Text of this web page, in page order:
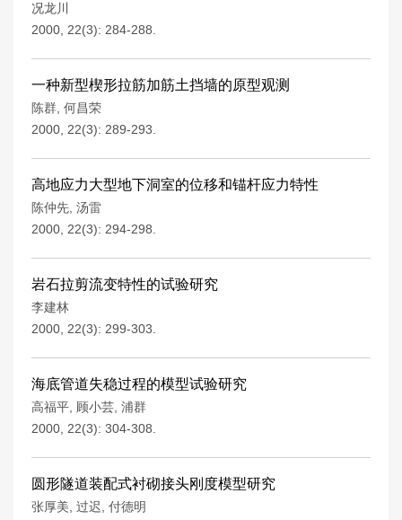
况龙川
2000, 22(3): 284-288.
一种新型楔形拉筋加筋土挡墙的原型观测
陈群 何昌荣
2000, 22(3): 289-293.
高地应力大型地下洞室的位移和锚杆应力特性
陈仲先 汤雷
2000, 22(3): 294-298.
岩石拉剪流变特性的试验研究
李建林
2000, 22(3): 299-303.
海底管道失稳过程的模型试验研究
高福平 顾小芸 浦群
2000, 22(3): 304-308.
圆形隧道装配式衬砌接头刚度模型研究
张厚美 过迟 付德明